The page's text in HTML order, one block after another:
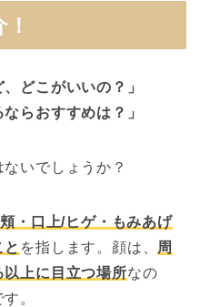
どこがいいの？」
らおすすめは？」
いでしょうか？
・口上/ヒゲ・もみあげ
を指します。顔は、 周
以上に目立つ場所なの
。